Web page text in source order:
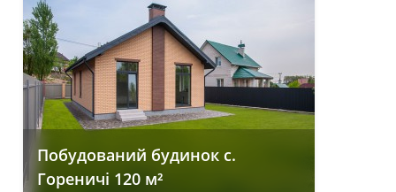
Побудований будинок с.
Гореничі 120 м²